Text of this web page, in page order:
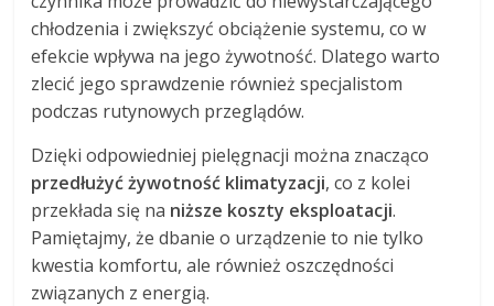
chłodzenia i zwiększyć obciążenie systemu, co w
efekcie wpływa na jego żywotność. Dlatego warto
zlecić jego sprawdzenie również specjalistom
podczas rutynowych przeglądów.
Dzięki odpowiedniej pielęgnacji można znacząco
przedłużyć żywotność klimatyzacji, co z kolei
przekłada się na niższe koszty eksploatacji.
Pamiętajmy, że dbanie o urządzenie to nie tylko
kwestia komfortu, ale również oszczędności
związanych z energią.